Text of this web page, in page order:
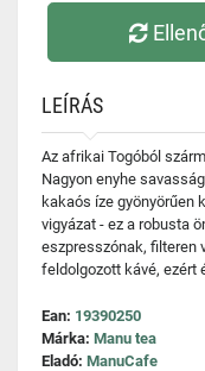
LEÍRÁS
Az afrikai Togóból
Nagyon enyhe
kakaós íze gyönyörűen
vigyázat - ez a robusta
eszpresszónak, filteren
feldolgozott kávé, ezért
Ean: 19390250
Márka: Manu tea
Eladó: ManuCafe